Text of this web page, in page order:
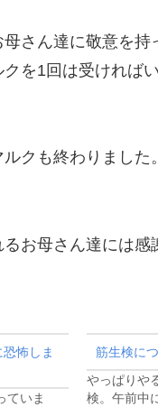
さん達に敬意を持
を1回は受ければ
クも終わりました
お母さん達には感
怖しま
ていま
筋生検につ
やっぱりや
検。午前中